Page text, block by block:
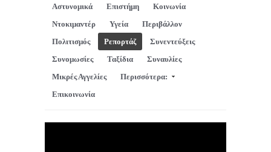
Αστυνομικά
Επιστήμη
Κοινωνία
Ντοκιμαντέρ
Υγεία
Περιβάλλον
Πολιτισμός
Ρεπορτάζ
Συνεντεύξεις
Συνομωσίες
Ταξίδια
Συναυλίες
Μικρές Αγγελίες
Περισσότερα:
Επικοινωνία